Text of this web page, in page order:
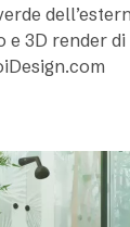
3D render di